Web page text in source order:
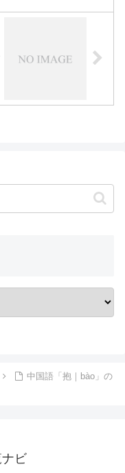
中国語「抱｜bào」の
ビ